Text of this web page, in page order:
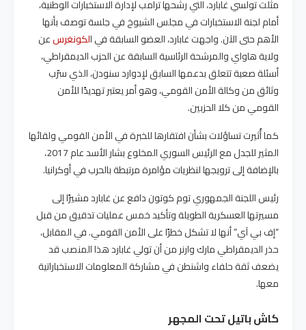
مثلت تولسي غابارد، التي رشحها ترامب لإدارة الاستخبارات الوطنية،
أمام لجنة الاستخبارات في مجلس الشيوخ في جلسة توصف بأنها
الأهم حتى الآن. واجهت غابارد، العضو السابقة في الكونغرسعن
ولاية هاواي والمرشحة الرئاسية السابقة عن الحزب الديمقراطي،
أسئلة صعبة تتعلق بدعمها السابق لإدوارد سنودن، الذي سرّب
وثائق من وكالة الأمن القومي، وهو أمر يعتبر تهديدًا للأمن
القومي من كلا الحزبين.
كما أُثيرت تساؤلات بشأن افتقارها للخبرة في الأمن القومي ولقائها
المثير للجدل مع الرئيس السوري المخلوع بشار الأسد عام 2017،
بالإضافة إلى ترويجها لنظريات مؤامرة مرتبطة بالحرب في أوكرانيا.
رئيس اللجنة الجمهوري توم كوتون دافع عن غابارد مشيرًا إلى
مسيرتها العسكرية الطويلة وتأكيد خمس عمليات تدقيق من قبل
“إف بي آي” أنها لا تشكل خطرًا على الأمن القومي. في المقابل،
حذر الديمقراطي مارك وارنر من أن تولي غابارد هذا المنصب قد
يضعف ثقة حلفاء واشنطن في مشاركة المعلومات الاستخباراتية
معها.
كاش باتيل تحت المجهر